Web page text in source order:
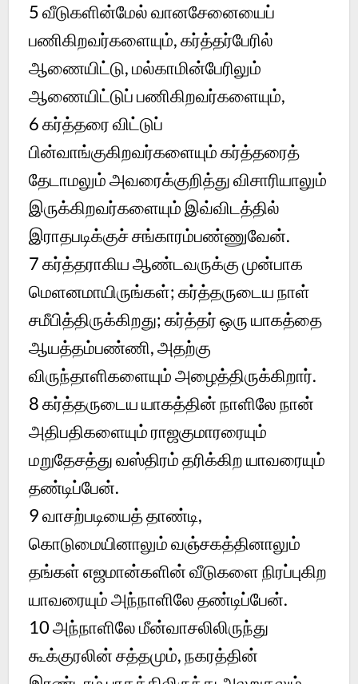
5வீடுகளின்மேல் வானசேனையைப்
பணிகிறவர்களையும், கர்த்தர்பேரில்
ஆணையிட்டு, மல்காமின்பேரிலும்
ஆணையிட்டுப் பணிகிறவர்களையும்,
6கர்த்தரை விட்டுப்
பின்வாங்குகிறவர்களையும் கர்த்தரைத்
தேடாமலும் அவரைக்குறித்து விசாரியாலும்
இருக்கிறவர்களையும் இவ்விடத்தில்
இராதபடிக்குச் சங்காரம்பண்ணுவேன்.
7கர்த்தராகிய ஆண்டவருக்கு முன்பாக
மெளனமாயிருங்கள்; கர்த்தருடைய நாள்
சமீபித்திருக்கிறது; கர்த்தர் ஒரு யாகத்தை
ஆயத்தம்பண்ணி, அதற்கு
விருந்தாளிகளையும் அழைத்திருக்கிறார்.
8கர்த்தருடைய யாகத்தின் நாளிலே நான்
அதிபதிகளையும் ராஜகுமாரரையும்
மறுதேசத்து வஸ்திரம் தரிக்கிற யாவரையும்
தண்டிப்பேன்.
9வாசற்படியைத் தாண்டி,
கொடுமையினாலும் வஞ்சகத்தினாலும்
தங்கள் எஜமான்களின் வீடுகளை நிரப்புகிற
யாவரையும் அந்நாளிலே தண்டிப்பேன்.
10அந்நாளிலே மீன்வாசலிலிருந்து
கூக்குரலின் சத்தமும், நகரத்தின்